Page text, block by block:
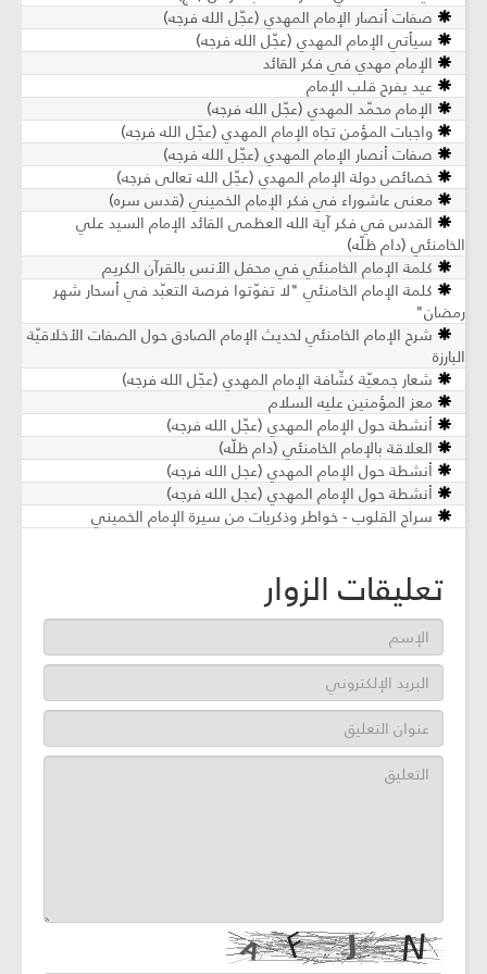
أنصار الإمام المهدي (عجّل الله فرجه)
الإمام المهدي (عجّل الله فرجه)
مهدي في فكر القائد
يفرح قلب الإمام
محمّد المهدي (عجّل الله فرجه)
المؤمن تجاه الإمام المهدي (عجّل الله فرجه)
أنصار الإمام المهدي (عجّل الله فرجه)
دولة الإمام المهدي (عجّل الله تعالى فرجه)
عاشوراء في فكر الإمام الخميني (قدس سره)
في فكر آية الله العظمى القائد الإمام السيد علي
(دام ظلّه)
الإمام الخامنئي في محفل الأنس بالقرآن الكريم
الإمام الخامنئي "لا تفوّتوا فرصة التعبّد في أسحار شهر
الإمام الخامنئي لحديث الإمام الصادق حول الصفات الأخلاقيّة
جمعيّة كشّافة الإمام المهدي (عجّل الله فرجه)
المؤمنين عليه السلام
حول الإمام المهدي (عجّل الله فرجه)
بالإمام الخامنئي (دام ظلّه)
حول الإمام المهدي (عجل الله فرجه)
حول الإمام المهدي (عجل الله فرجه)
القلوب - خواطر وذكريات من سيرة الإمام الخميني
الزوار